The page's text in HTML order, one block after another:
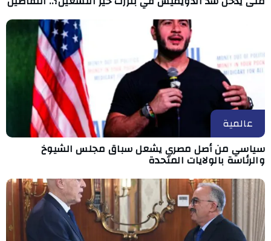
عالمية
سياسي من أصل مصري يشعل سباق مجلس الشيوخ
والرئاسة بالولايات المتحدة